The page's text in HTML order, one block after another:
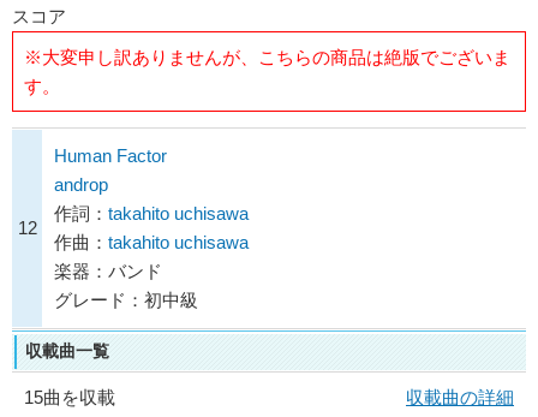
スコア
※大変申し訳ありませんが、こちらの商品は絶版でございま
す。
12
Human Factor
androp
作詞： takahito uchisawa
作曲： takahito uchisawa
楽器：バンド
グレード：初中級
収載曲一覧
15曲を収載
収載曲の詳細